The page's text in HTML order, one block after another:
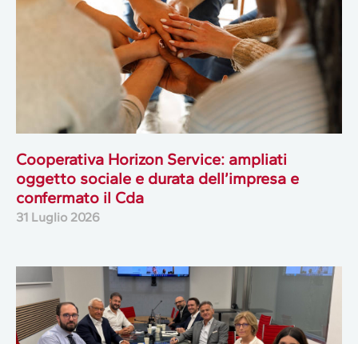
Cooperativa Horizon Service: ampliati
oggetto sociale e durata dell’impresa e
confermato il Cda
31 Luglio 2026